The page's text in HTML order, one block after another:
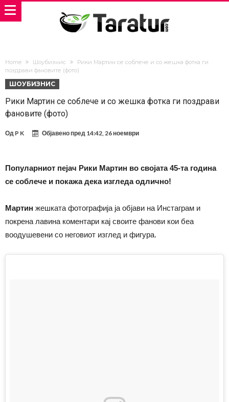
Home Шоубизнис
Рики Мартин се соблече и со жешка фотка ги
поздрави фановите (фото)
ШОУБИЗНИС
Рики Мартин се соблече и со жешка фотка ги поздрави
фановите (фото)
Од P K Објавено пред 14:42, 26 ноември
Популарниот пејач Рики Мартин во својата 45-та година
се соблече и покажа дека изгледа одлично!
Мартин жешката фотографија ја објави на Инстаграм и
покрена лавина коментари кај своите фанови кои беа
воодушевени со неговиот изглед и фигура.